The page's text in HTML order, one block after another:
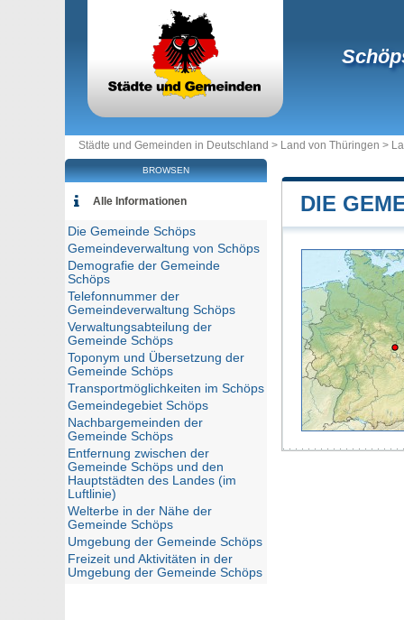
Städte und Gemeinden in Deutschland > Land von Thüringen >
DIE
BROWSEN
Alle Informationen
Die Gemeinde Schöps
Gemeindeverwaltung von Schöps
Demografie der Gemeinde
Schöps
Telefonnummer der
Gemeindeverwaltung Schöps
Verwaltungsabteilung der
Gemeinde Schöps
Toponym und Übersetzung der
Gemeinde Schöps
Transportmöglichkeiten im Schöps
Gemeindegebiet Schöps
Nachbargemeinden der
Gemeinde Schöps
Entfernung zwischen der
Gemeinde Schöps und den
Hauptstädten des Landes (im
Luftlinie)
Welterbe in der Nähe der
Gemeinde Schöps
Umgebung der Gemeinde Schöps
Freizeit und Aktivitäten in der
Umgebung der Gemeinde Schöps